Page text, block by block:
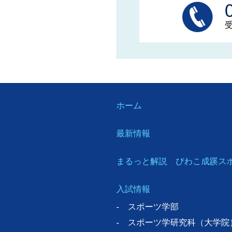
ホーム
最新情報
まるっと解説 びわこ成蹊ス
入試情報
- スポーツ学部
- スポーツ学研究科（大学院